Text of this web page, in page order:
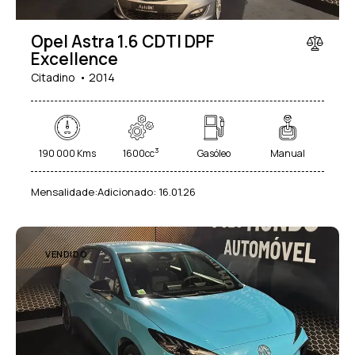
Opel Astra 1.6 CDTI DPF
Excellence
Citadino 2014
190 000 Kms 1600cc3 Gasóleo Manual
Mensalidade:Adicionado: 16.01.26
VENDIDO